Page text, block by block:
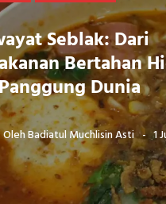
Seblak: Dari
Bertahan
Dunia
OlehBadiatul Muchlisin Asti 1